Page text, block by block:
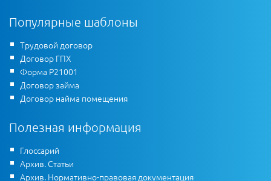
Популярные шаблоны
Трудовой договор
Договор ГПХ
Форма Р21001
Договор займа
Договор найма помещения
Полезная информация
Глоссарий
Архив. Статьи
Архив. Нормативно-правовая документация